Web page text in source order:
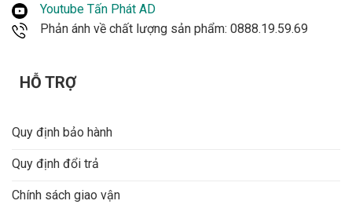
Youtube Tấn Phát AD
Phản ánh về chất lượng sản phẩm: 0888.19.59.69
HỖ TRỢ
Quy định bảo hành
Quy định đổi trả
Chính sách giao vận